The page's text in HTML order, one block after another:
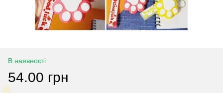
В наявності
54.00 грн